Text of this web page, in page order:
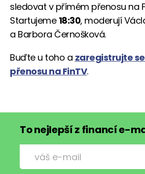
sledovat v přímém přenosu na
Startujeme 18:30, moderují
a Barbora Černošková.
Buďte u toho a zaregistrujte
přenosu na FinTV.
To nejlepší z financí e-